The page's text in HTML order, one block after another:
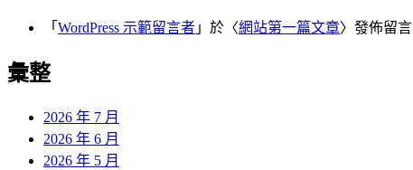
「 WordPress 示範留言者 」於〈網站第一篇文章〉發佈留言
彙整
2026 年 7 月
2026 年 6 月
2026 年 5 月